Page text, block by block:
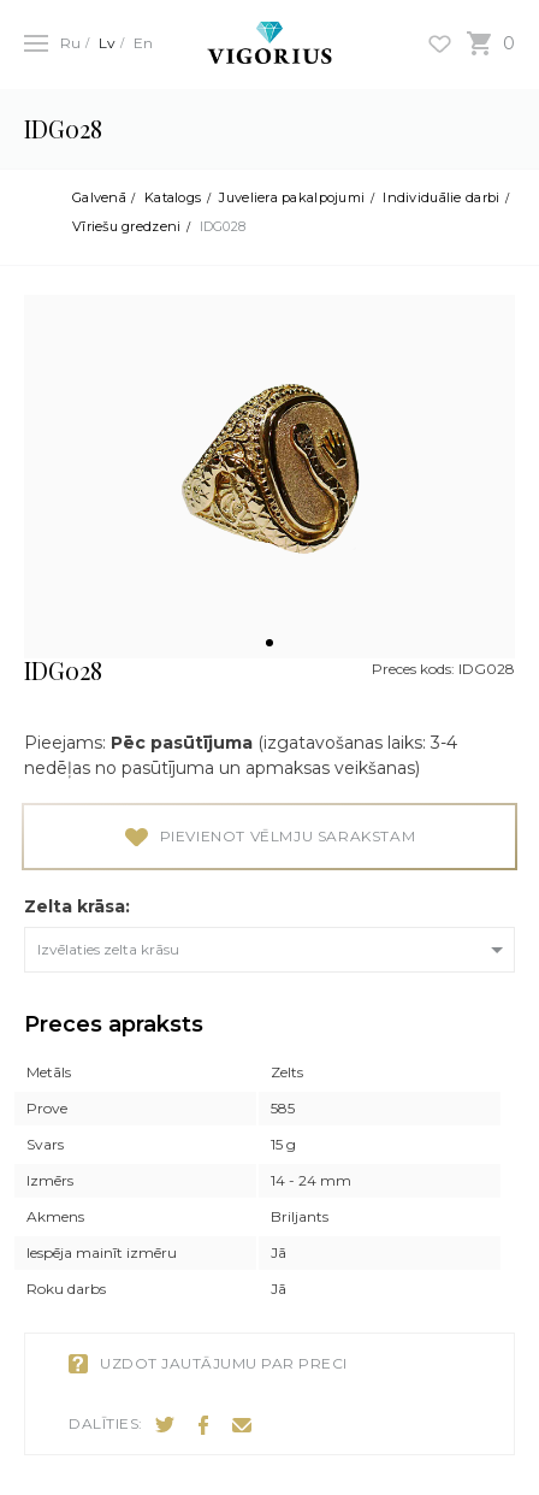
0
Ru Lv En
IDG028
Galvenā Katalogs Juveliera pakalpojumi
Individuālie darbi
Vīriešu gredzeni
IDG028
IDG028 Preces kods: IDG028
Pieejams: Pēc pasūtījuma (izgatavošanas laiks: 3-4
nedēļas no pasūtījuma un apmaksas veikšanas)
PIEVIENOT VĒLMJU SARAKSTAM
Zelta krāsa:
Izvēlaties zelta krāsu
Preces apraksts
Metāls
Zelts
Prove
585
Svars
15 g
Izmērs
14 - 24 mm
Akmens
Briljants
Iespēja mainīt izmēru
Jā
Roku darbs
Jā
UZDOT JAUTĀJUMU PAR PRECI
DALĪTIES: